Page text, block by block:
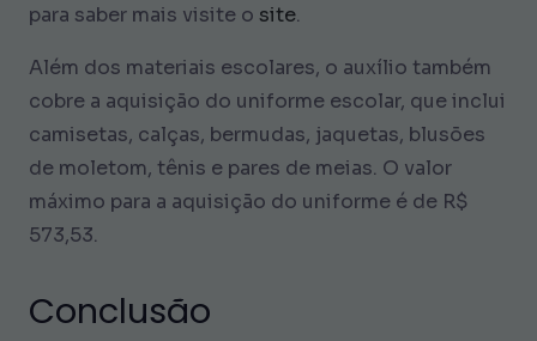
para saber mais visite o site.
Além dos materiais escolares, o auxílio também
cobre a aquisição do uniforme escolar, que inclui
camisetas, calças, bermudas, jaquetas, blusões
de moletom, tênis e pares de meias. O valor
máximo para a aquisição do uniforme é de R$
573,53.
Conclusão